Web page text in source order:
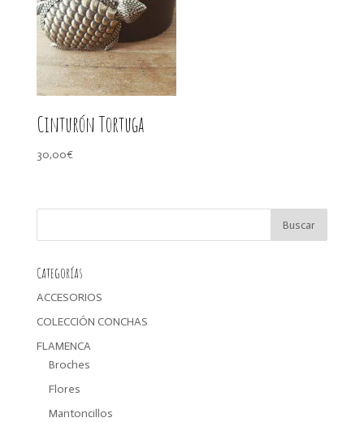
Cinturón Tortuga
30,00€
Categorías
ACCESORIOS
COLECCIÓN CONCHAS
FLAMENCA
Broches
Flores
Mantoncillos